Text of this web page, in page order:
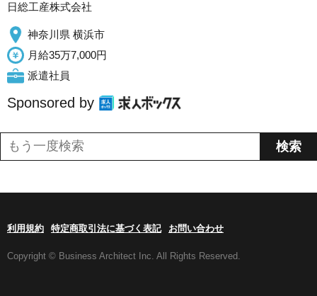
日総工産株式会社
神奈川県 横浜市
月給35万7,000円
派遣社員
Sponsored by
利用規約 特定商取引法に基づく表記 お問い合わせ
Copyright © Business Architect Inc. All Rights Reserved.